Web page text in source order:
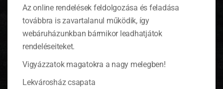
narancs levét, majd a sütőporral és a
szódabikarbónával elkevert liszttel is
eldolgozzuk. A kész tésztát szépen belesimítjuk
az előkészített tortaformába. De muffin formákban
is megsüthetjük.
A formát előmelegített sütőbe tesszük és 140-150
ellenőrizhetjük, hogy megsült-e a süteményünk.
Az online rendelések feldolgozása és feladása
továbbra is zavartalanul működik, így
webáruházunkban bármikor leadhatjátok
rendeléseiteket.
Vigyázzatok magatokra a nagy melegben!
Lekvárosház csapata